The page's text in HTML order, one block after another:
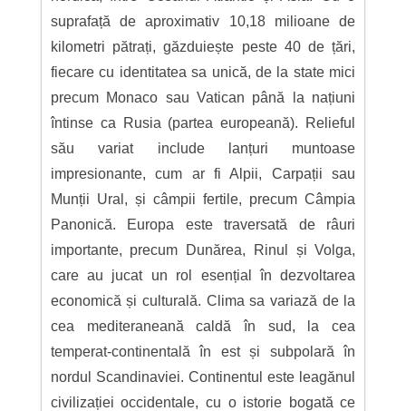
suprafață de aproximativ 10,18 milioane de
kilometri pătrați, găzduiește peste 40 de țări,
fiecare cu identitatea sa unică, de la state mici
precum Monaco sau Vatican până la națiuni
întinse ca Rusia (partea europeană). Relieful
său variat include lanțuri muntoase
impresionante, cum ar fi Alpii, Carpații sau
Munții Ural, și câmpii fertile, precum Câmpia
Panonică. Europa este traversată de râuri
importante, precum Dunărea, Rinul și Volga,
care au jucat un rol esențial în dezvoltarea
economică și culturală. Clima sa variază de la
cea mediteraneană caldă în sud, la cea
temperat-continentală în est și subpolară în
nordul Scandinaviei. Continentul este leagănul
civilizației occidentale, cu o istorie bogată ce